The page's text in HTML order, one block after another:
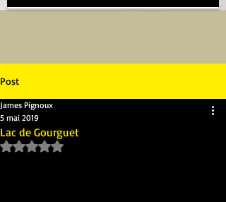
Post
Lac de Gourguet
James Pignoux
5 mai 2019
Noté NaN étoiles sur 5.